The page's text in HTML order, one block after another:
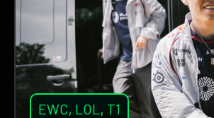
EWC, LOL, T1